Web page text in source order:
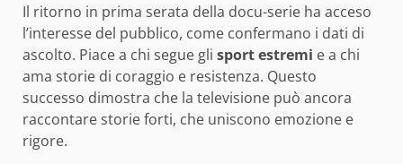
Il ritorno in prima serata della docu-serie ha acceso
l’interesse del pubblico, come confermano i dati di
ascolto. Piace a chi segue gli sport estremi e a chi
ama storie di coraggio e resistenza. Questo
successo dimostra che la televisione può ancora
raccontare storie forti, che uniscono emozione e
rigore.